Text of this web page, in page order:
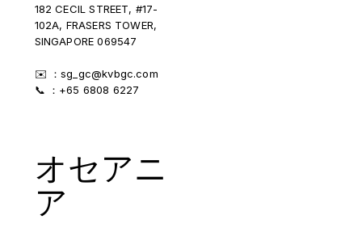
182 CECIL STREET, #17-
102A, FRASERS TOWER,
SINGAPORE 069547
✉️ ：sg_gc@kvbgc.com
📞 ：+65 6808 6227
オセアニ
ア